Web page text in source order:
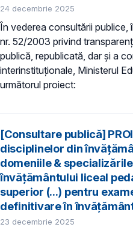
24 decembrie 2025
În vederea consultării publice,
nr. 52/2003 privind
publică, republicată, dar și a
interinstituționale, Ministerul
următorul proiect:
[Consultare publică]
disciplinelor din
domeniile &
învăţământului liceal
superior (...) pentru
definitivare în
23 decembrie 2025